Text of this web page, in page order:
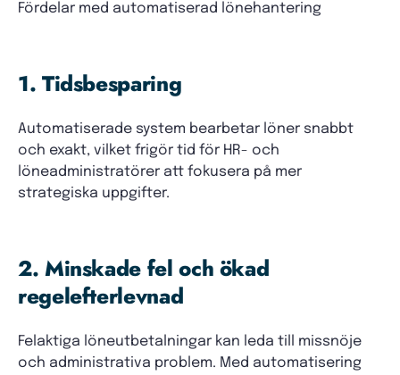
Fördelar med automatiserad lönehantering
1. Tidsbesparing
Automatiserade system bearbetar löner snabbt
och exakt, vilket frigör tid för HR- och
löneadministratörer att fokusera på mer
strategiska uppgifter.
2. Minskade fel och ökad
regelefterlevnad
Felaktiga löneutbetalningar kan leda till missnöje
och administrativa problem. Med automatisering